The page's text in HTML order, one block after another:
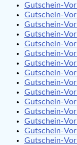
Gutschein-
Gutschein-
Gutschein-
Gutschein-
Gutschein-
Gutschein-
Gutschein-
Gutschein-
Gutschein-
Gutschein-
Gutschein-
Gutschein-
Gutschein-
Gutschein-
Gutschein-